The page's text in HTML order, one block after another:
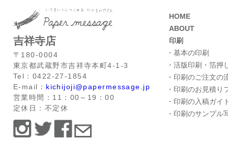
吉祥寺店
〒180-0004
東京都武蔵野市吉祥寺本町4-1-3
Tel：0422-27-1854
E-mail： kichijoji@papermessage.jp
営業時間：11：00～19：00
定休日：不定休
HOME
ABOUT
印刷
・基本の印刷
・活版印刷・箔押
・印刷のご注文の
・印刷のお見積り
・印刷の入稿ガイ
・印刷のサンプル